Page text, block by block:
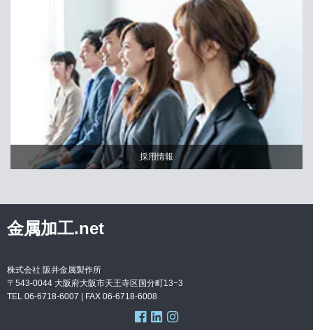
採用情報
金属加工.net
株式会社 阪井金属製作所
〒543-0044 大阪府大阪市天王寺区国分町13−3
TEL 06-6718-6007 | FAX 06-6718-6008